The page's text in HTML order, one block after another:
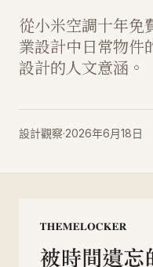
從小米空調十年免
業設計中日常物件
設計的人文意涵。
設計觀察·2026年6月18日